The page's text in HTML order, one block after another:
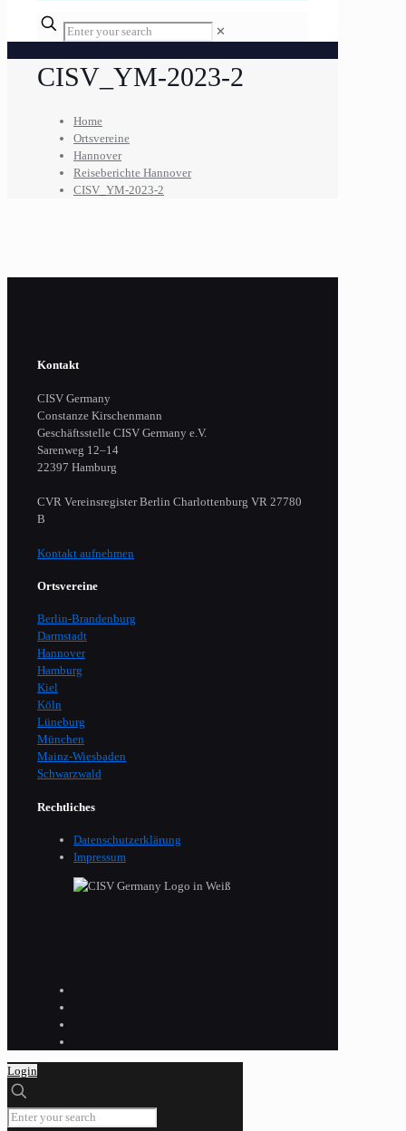
Enter
your
✕
CISV_YM-2023-2
Home
Ortsvereine
Hannover
Reiseberichte Hannover
CISV_YM-2023-2
Kontakt
CISV Germany
Constanze Kirschenmann
Geschäftsstelle CISV Germany e.V.
Sarenweg 12–14
22397 Hamburg
CVR Vereinsregister Berlin Charlottenburg VR 27780
B
Kontakt aufnehmen
Ortsvereine
Berlin-Brandenburg
Darmstadt
Hannover
Hamburg
Kiel
Köln
Lüneburg
München
Mainz-Wiesbaden
Schwarzwald
Rechtliches
Datenschutzerklärung
Impressum
Login